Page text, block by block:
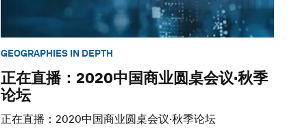
GEOGRAPHIES IN DEPTH
正在直播：2020中国商业圆桌会议·秋季
论坛
正在直播：2020中国商业圆桌会议·秋季论坛